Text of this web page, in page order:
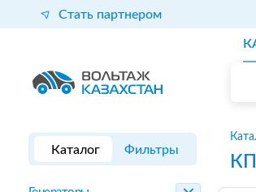
Стать партнером
Каталог Фильтры